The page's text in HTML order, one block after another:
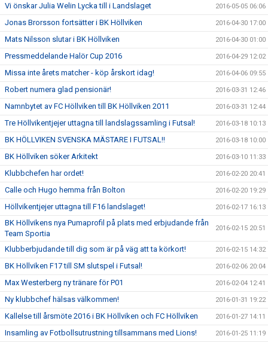
Vi önskar Julia Welin Lycka till i Landslaget 2016-05-05 06:06
Jonas Brorsson fortsätter i BK Höllviken 2016-04-30 17:00
Mats Nilsson slutar i BK Höllviken 2016-04-30 01:00
Pressmeddelande Halör Cup 2016 2016-04-29 12:02
Missa inte årets matcher - köp årskort idag! 2016-04-06 09:55
Robert numera glad pensionär! 2016-03-31 12:46
Namnbytet av FC Höllviken till BK Höllviken 2011 2016-03-31 12:44
Tre Höllvikentjejer uttagna till landslagssamling i Futsal! 2016-03-18 10:13
BK HÖLLVIKEN SVENSKA MÄSTARE I FUTSAL!! 2016-03-18 10:00
BK Höllviken söker Arkitekt 2016-03-10 11:33
Klubbchefen har ordet! 2016-02-20 20:41
Calle och Hugo hemma från Bolton 2016-02-20 19:29
Höllvikentjejer uttagna till F16 landslaget! 2016-02-17 16:13
BK Höllvikens nya Pumaprofil på plats med erbjudande från
Team Sportia
2016-02-15 20:51
Klubberbjudande till dig som är på väg att ta körkort! 2016-02-15 14:32
BK Höllviken F17 till SM slutspel i Futsal! 2016-02-06 20:04
Max Westerberg ny tränare för P01 2016-02-04 12:41
Ny klubbchef hälsas välkommen! 2016-01-31 19:22
Kallelse till årsmöte 2016 i BK Höllviken och FC Höllviken 2016-01-27 14:11
Insamling av Fotbollsutrustning tillsammans med Lions! 2016-01-25 11:19